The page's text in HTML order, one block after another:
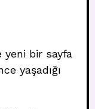
yeni bir sayfa
yaşadığı